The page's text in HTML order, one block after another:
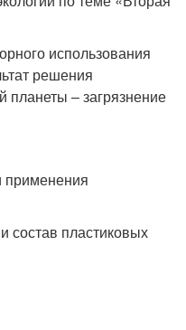
использования
решения
планеты – загрязнение
применения
состав пластиковых